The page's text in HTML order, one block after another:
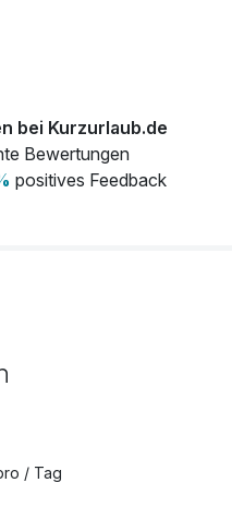
bei Kurzurlaub.de
Bewertungen
positives Feedback
Hunde im Hotel erlaubt für 15,00 € pro / Tag